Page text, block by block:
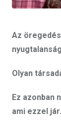
Az
Olyan
Ez azonban
ami ezzel jár.